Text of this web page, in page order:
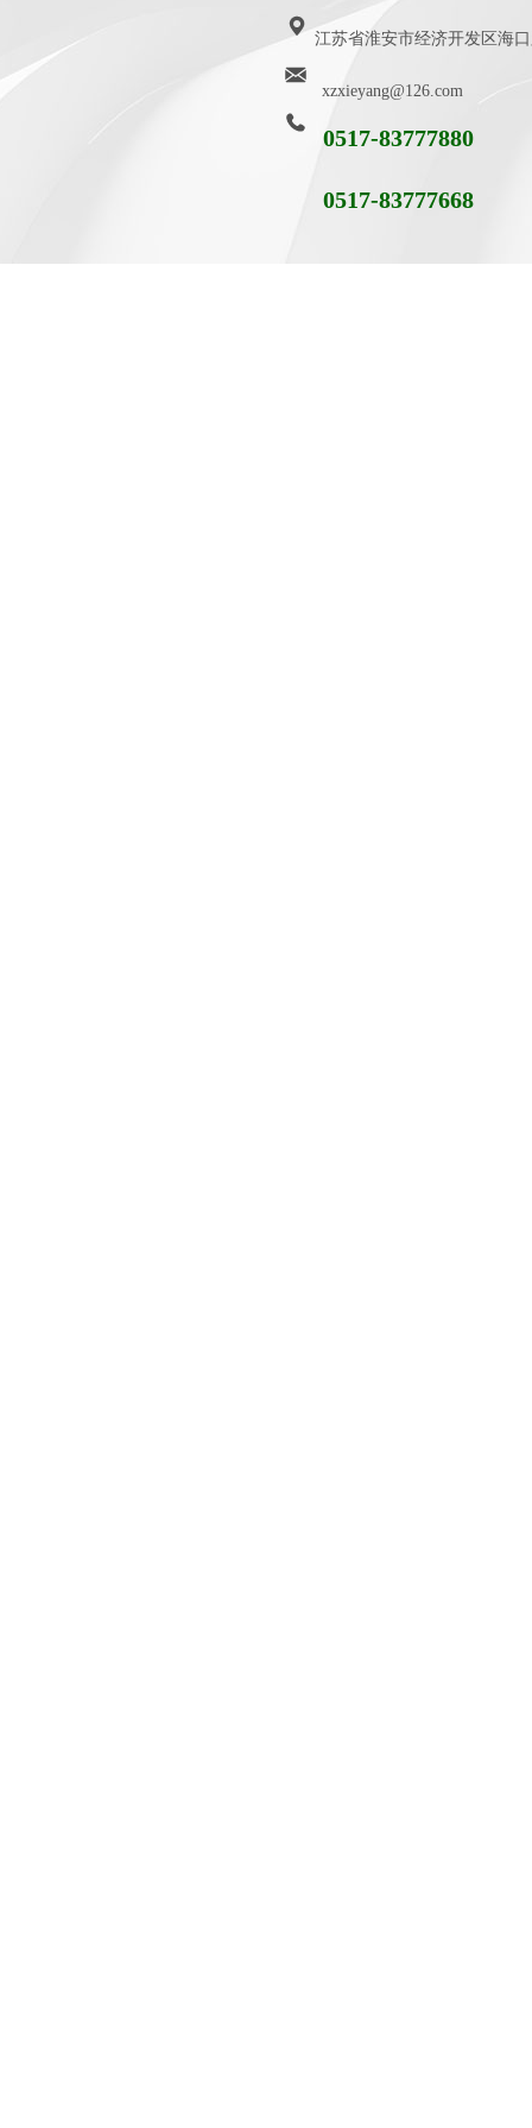
0517-83777880
0517-83777668
江苏省淮安市经济开发区海
xzxieyang@126.com